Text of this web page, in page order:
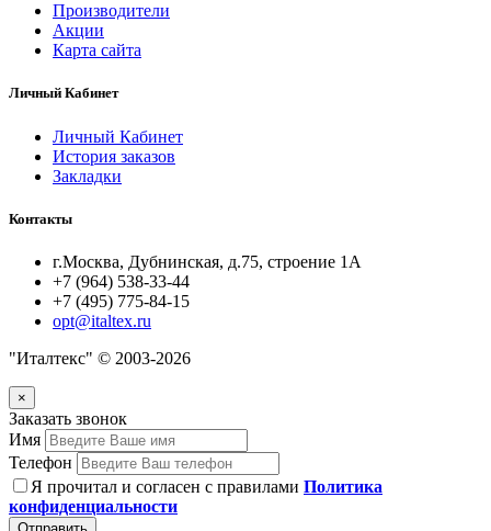
Производители
Акции
Карта сайта
Личный Кабинет
Личный Кабинет
История заказов
Закладки
Контакты
г.Москва, Дубнинская, д.75, строение 1А
+7 (964) 538-33-44
+7 (495) 775-84-15
opt@italtex.ru
"Италтекс" © 2003-2026
×
Заказать звонок
Имя
Телефон
Я прочитал и согласен с правилами Политика
конфиденциальности